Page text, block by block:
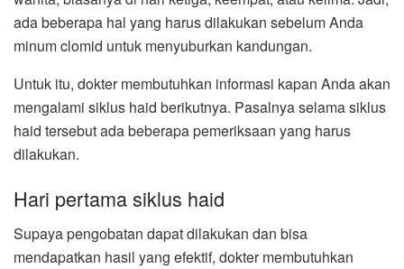
ada beberapa hal yang harus dilakukan sebelum Anda
minum clomid untuk menyuburkan kandungan.
Untuk itu, dokter membutuhkan informasi kapan Anda akan
mengalami siklus haid berikutnya. Pasalnya selama siklus
haid tersebut ada beberapa pemeriksaan yang harus
dilakukan.
Hari pertama siklus haid
Supaya pengobatan dapat dilakukan dan bisa
mendapatkan hasil yang efektif, dokter membutuhkan